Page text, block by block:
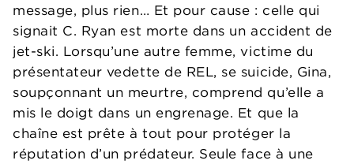
message, plus rien… Et pour cause : celle qui
signait C. Ryan est morte dans un accident de
jet-ski. Lorsqu’une autre femme, victime du
présentateur vedette de REL, se suicide, Gina,
soupçonnant un meurtre, comprend qu’elle a
mis le doigt dans un engrenage. Et que la
chaîne est prête à tout pour protéger la
réputation d’un prédateur. Seule face à une